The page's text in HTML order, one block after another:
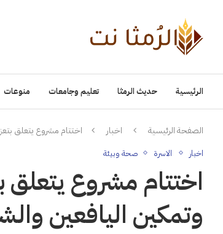
الرئيسية حديث الرمثا تعليم وجامعات منوعات
الصفحة الرئيسية اخبار اختتام مشروع يتعلق
اخبار الاسرة صحة وبيئة
اختتام مشروع
وتمكين اليافعين